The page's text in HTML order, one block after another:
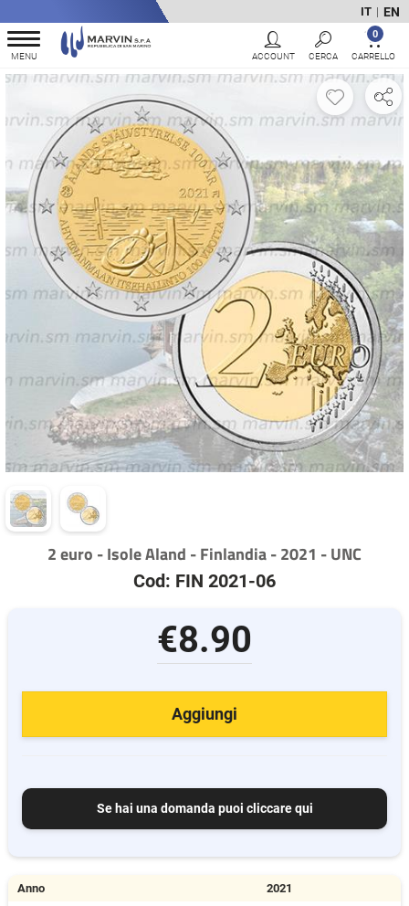
IT | EN
0
2 euro - Isole Aland - Finlandia - 2021 - UNC
Cod: FIN 2021-06
€8.90
Aggiungi
Se hai una domanda puoi cliccare qui
Anno
2021